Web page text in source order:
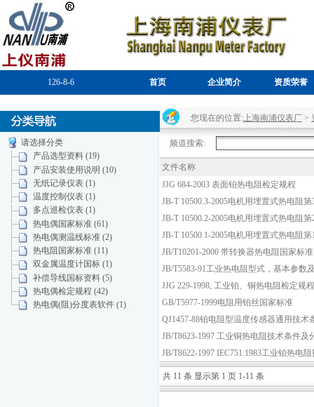
126-8-6 首页 企业简介 资质荣誉
请选择分类
产品选型资料 (19)
产品安装使用说明 (10)
无纸记录仪表 (1)
温度控制仪表 (1)
多点巡检仪表 (1)
热电偶国家标准 (61)
热电偶测温线标准 (2)
热电阻国家标准 (11)
双金属温度计国标 (1)
补偿导线国标资料 (5)
热电偶检定规程 (42)
热电偶(阻)分度表软件 (1)
您现在的位置:上海南浦仪表厂 >
频道搜索:
文件名称
JJG 684-2003 表面铂热电阻检定规程
JB-T 10500.3-2005电机用埋置式热电阻
JB-T 10500.2-2005电机用埋置式热电阻
JB-T 10500.1-2005电机用埋置式热电阻
JB/T10201-2000 带转换器热电阻国家标准
JB/T5583-91工业热电阻型式，基本参数
JJG 229-1998; 工业铂、铜热电阻检定规程
GB/T5977-1999电阻用铂丝国家标准
QJ1457-88铂电阻型温度传感器通用技术
JB/T8623-1997 工业铜热电阻技术条件及
JB/T8622-1997 IEC751:1983工业铂热电
共 11 条 显示第 1 页 1-11 条